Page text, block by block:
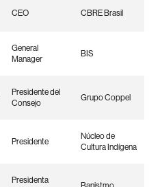
CEO CBRE Brasil
General
Manager
BIS
Presidente del
Consejo
Grupo Coppel
Presidente
Núcleo de
Cultura Indígena
Presidenta